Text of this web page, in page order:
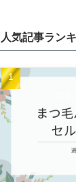
人気記事ラン